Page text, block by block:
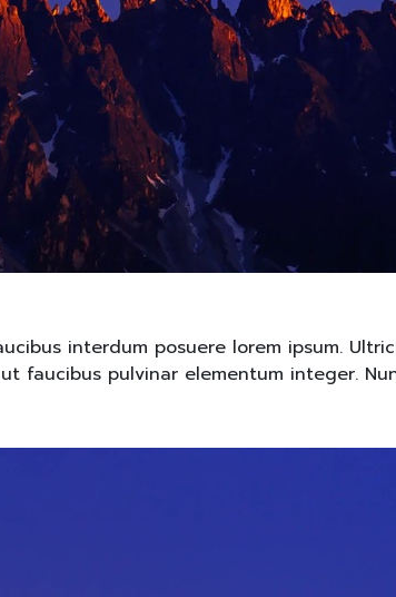
interdum posuere lorem ipsum.
faucibus pulvinar elementum integer.